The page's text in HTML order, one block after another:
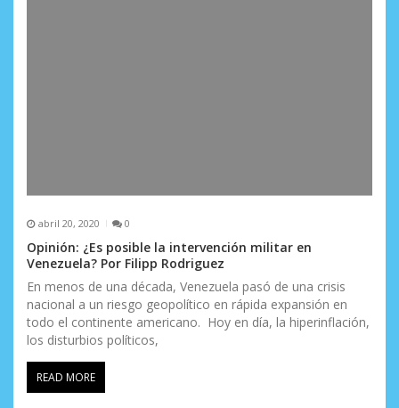
abril 20, 2020 0
Opinión: ¿Es posible la intervención militar en
Venezuela? Por Filipp Rodriguez
En menos de una década, Venezuela pasó de una crisis
nacional a un riesgo geopolítico en rápida expansión en
todo el continente americano. Hoy en día, la hiperinflación,
los disturbios políticos,
READ MORE